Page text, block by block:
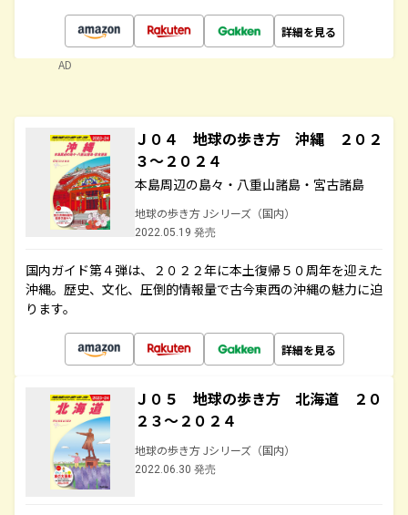
詳細を見る
AD
Ｊ０４ 地球の歩き方 沖縄 ２０２
３～２０２４
本島周辺の島々・八重山諸島・宮古諸島
地球の歩き方 Jシリーズ（国内）
2022.05.19 発売
国内ガイド第４弾は、２０２２年に本土復帰５０周年を迎えた
沖縄。歴史、文化、圧倒的情報量で古今東西の沖縄の魅力に迫
ります。
詳細を見る
Ｊ０５ 地球の歩き方 北海道 ２０
２３～２０２４
地球の歩き方 Jシリーズ（国内）
2022.06.30 発売